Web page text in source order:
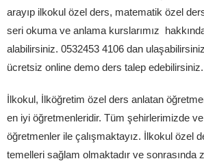
arayıp ilkokul özel ders, matematik özel
seri okuma ve anlama kurslarımız hakkında
alabilirsiniz. 0532453 4106 dan
ücretsiz online demo ders talep edebilirsiniz.
İlkokul, İlköğretim özel ders anlatan
en iyi öğretmenleridir. Tüm şehirlerimizde
öğretmenler ile çalışmaktayız. İlkokul özel
temelleri sağlam olmaktadır ve sonrasında